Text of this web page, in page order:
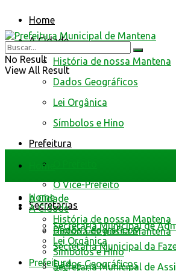
Home
A Cidade
História de nossa Mantena
Dados Geográficos
Lei Orgânica
Símbolos e Hino
Prefeitura
O Vice-Prefeito
Secretarias
Secretaria Municipal de
Secretaria Municipal da
Secretaria Municipal de
No Result
View All Result
Home
A Cidade
História de nossa Mantena
Dados Geográficos
Home
A Cidade
História de nossa Mantena
Dados Geográficos
Lei Orgânica
Símbolos e Hino
Prefeitura